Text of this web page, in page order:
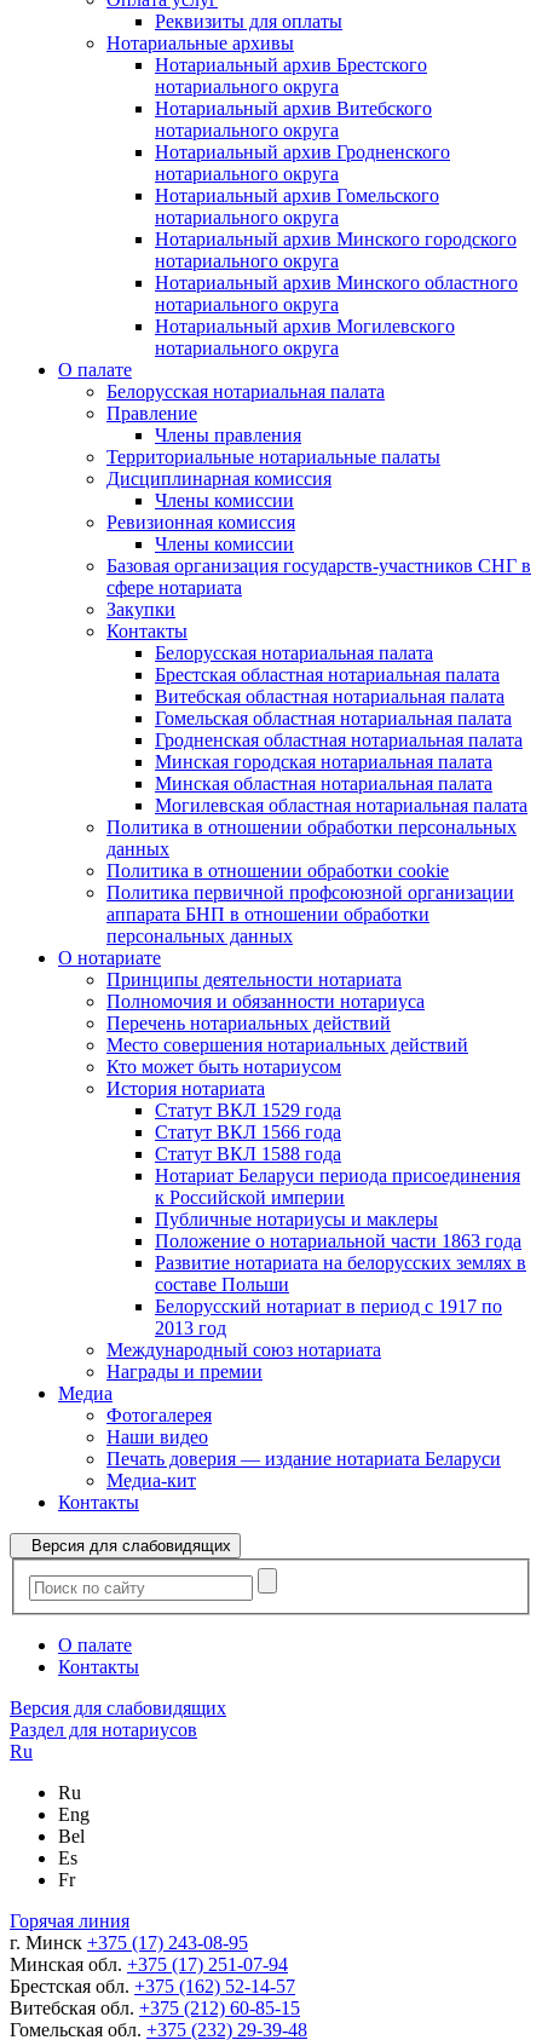
Реквизиты для оплаты
Нотариальные архивы
Нотариальный архив Брестского
нотариального округа
Нотариальный архив Витебского
нотариального округа
Нотариальный архив Гродненского
нотариального округа
Нотариальный архив Гомельского
нотариального округа
Нотариальный архив Минского городского
нотариального округа
Нотариальный архив Минского областного
нотариального округа
Нотариальный архив Могилевского
нотариального округа
О палате
Белорусская нотариальная палата
Правление
Члены правления
Территориальные нотариальные палаты
Дисциплинарная комиссия
Члены комиссии
Ревизионная комиссия
Члены комиссии
Базовая организация государств-участников СНГ в
сфере нотариата
Закупки
Контакты
Белорусская нотариальная палата
Брестская областная нотариальная палата
Витебская областная нотариальная палата
Гомельская областная нотариальная палата
Гродненская областная нотариальная палата
Минская городская нотариальная палата
Минская областная нотариальная палата
Могилевская областная нотариальная палата
Политика в отношении обработки персональных
данных
Политика в отношении обработки cookie
Политика первичной профсоюзной организации
аппарата БНП в отношении обработки
персональных данных
О нотариате
Принципы деятельности нотариата
Полномочия и обязанности нотариуса
Перечень нотариальных действий
Место совершения нотариальных действий
Кто может быть нотариусом
История нотариата
Статут ВКЛ 1529 года
Статут ВКЛ 1566 года
Статут ВКЛ 1588 года
Нотариат Беларуси периода присоединения
к Российской империи
Публичные нотариусы и маклеры
Положение о нотариальной части 1863 года
Развитие нотариата на белорусских землях в
составе Польши
Белорусский нотариат в период с 1917 по
2013 год
Международный союз нотариата
Награды и премии
Медиа
Фотогалерея
Наши видео
Печать доверия — издание нотариата Беларуси
Медиа-кит
Контакты
Версия для слабовидящих
О палате
Контакты
Версия для слабовидящих
Раздел для нотариусов
Ru
Ru
Eng
Bel
Es
Fr
Горячая линия
г. Минск +375 (17) 243-08-95
Минская обл. +375 (17) 251-07-94
Брестская обл. +375 (162) 52-14-57
Витебская обл. +375 (212) 60-85-15
Гомельская обл. +375 (232) 29-39-48